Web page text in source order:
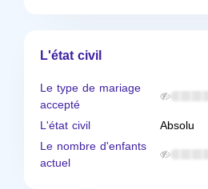
L'état civil
Le type de mariage
accepté
L'état civil
Absolu
Le nombre d'enfants
actuel